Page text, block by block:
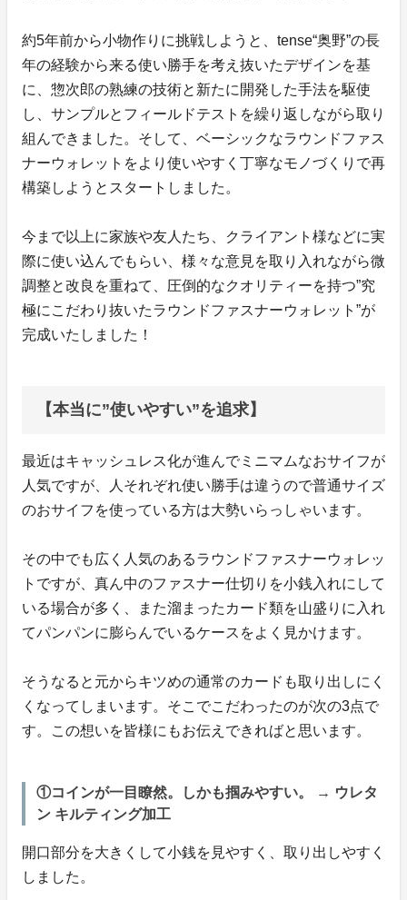
約5年前から小物作りに挑戦しようと、tense“奥野”の長
年の経験から来る使い勝手を考え抜いたデザインを基
に、惣次郎の熟練の技術と新たに開発した手法を駆使
し、サンプルとフィールドテストを繰り返しながら取り
組んできました。そして、ベーシックなラウンドファス
ナーウォレットをより使いやすく丁寧なモノづくりで再
構築しようとスタートしました。
今まで以上に家族や友人たち、クライアント様などに実
際に使い込んでもらい、様々な意見を取り入れながら微
調整と改良を重ねて、圧倒的なクオリティーを持つ”究
極にこだわり抜いたラウンドファスナーウォレット”が
完成いたしました！
【本当に”使いやすい”を追求】
最近はキャッシュレス化が進んでミニマムなおサイフが
人気ですが、人それぞれ使い勝手は違うので普通サイズ
のおサイフを使っている方は大勢いらっしゃいます。
その中でも広く人気のあるラウンドファスナーウォレッ
トですが、真ん中のファスナー仕切りを小銭入れにして
いる場合が多く、また溜まったカード類を山盛りに入れ
てパンパンに膨らんでいるケースをよく見かけます。
そうなると元からキツめの通常のカードも取り出しにく
くなってしまいます。そこでこだわったのが次の3点で
す。この想いを皆様にもお伝えできればと思います。
①コインが一目瞭然。しかも掴みやすい。 → ウレタ
ン キルティング加工
開口部分を大きくして小銭を見やすく、取り出しやすく
しました。